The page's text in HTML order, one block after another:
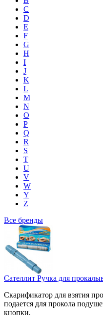
C
D
E
F
G
H
I
J
K
L
M
N
O
P
Q
R
S
T
U
V
W
Y
Z
Все бренды
Сателлит Ручка для
Скарификатор для взятия
подается для прокола
кнопки.